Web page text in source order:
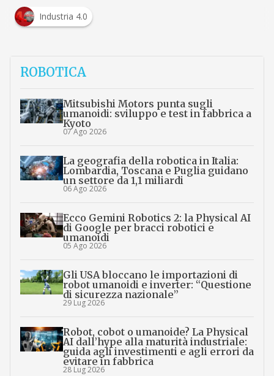
Industria 4.0
ROBOTICA
Mitsubishi Motors punta sugli
umanoidi: sviluppo e test in fabbrica a
Kyoto
07 Ago 2026
La geografia della robotica in Italia:
Lombardia, Toscana e Puglia guidano
un settore da 1,1 miliardi
06 Ago 2026
Ecco Gemini Robotics 2: la Physical AI
di Google per bracci robotici e
umanoidi
05 Ago 2026
Gli USA bloccano le importazioni di
robot umanoidi e inverter: “Questione
di sicurezza nazionale”
29 Lug 2026
Robot, cobot o umanoide? La Physical
AI dall’hype alla maturità industriale:
guida agli investimenti e agli errori da
evitare in fabbrica
28 Lug 2026